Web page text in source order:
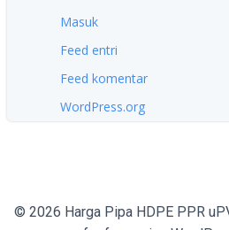
Masuk
Feed entri
Feed komentar
WordPress.org
© 2026 Harga Pipa HDPE PPR